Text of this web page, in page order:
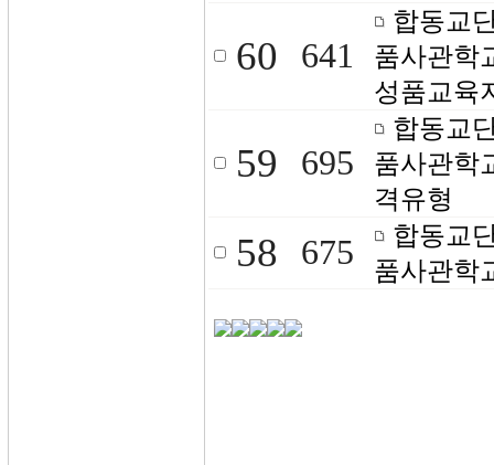
60 641
합동교
품사관학
성품교육
59 695
합동교
품사관학
격유형
58 675
합동교
품사관학